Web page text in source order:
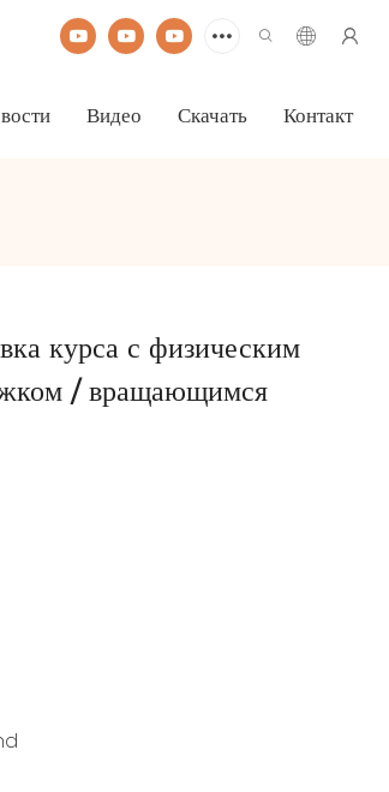
Видео Скачать Контакт
курса с физическим
/ вращающимся